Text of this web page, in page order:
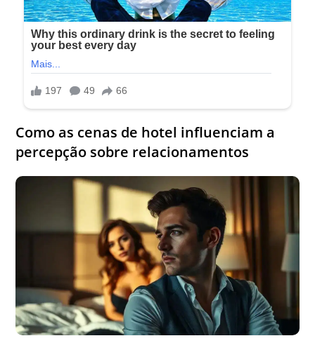
Como as cenas de hotel influenciam a
percepção sobre relacionamentos